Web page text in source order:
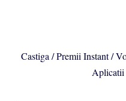
Castiga / Premii Instant /
Aplicatii